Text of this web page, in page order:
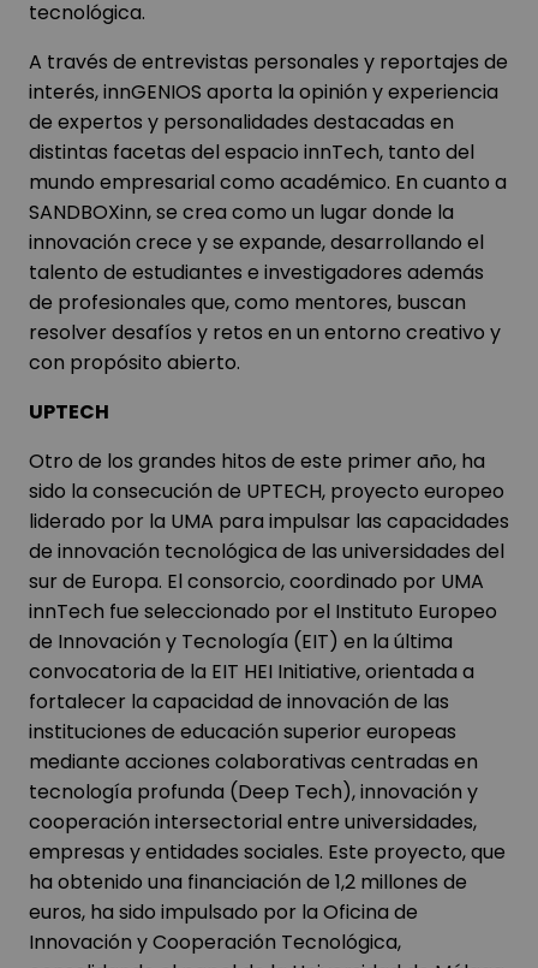
tecnológica.
A través de entrevistas personales y reportajes de
interés, innGENIOS aporta la opinión y experiencia
de expertos y personalidades destacadas en
distintas facetas del espacio innTech, tanto del
mundo empresarial como académico. En cuanto a
SANDBOXinn, se crea como un lugar donde la
innovación crece y se expande, desarrollando el
talento de estudiantes e investigadores además
de profesionales que, como mentores, buscan
resolver desafíos y retos en un entorno creativo y
con propósito abierto.
UPTECH
Otro de los grandes hitos de este primer año, ha
sido la consecución de UPTECH, proyecto europeo
liderado por la UMA para impulsar las capacidades
de innovación tecnológica de las universidades del
sur de Europa. El consorcio, coordinado por UMA
innTech fue seleccionado por el Instituto Europeo
de Innovación y Tecnología (EIT) en la última
convocatoria de la EIT HEI Initiative, orientada a
fortalecer la capacidad de innovación de las
instituciones de educación superior europeas
mediante acciones colaborativas centradas en
tecnología profunda (Deep Tech), innovación y
cooperación intersectorial entre universidades,
empresas y entidades sociales. Este proyecto, que
ha obtenido una financiación de 1,2 millones de
euros, ha sido impulsado por la Oficina de
Innovación y Cooperación Tecnológica,